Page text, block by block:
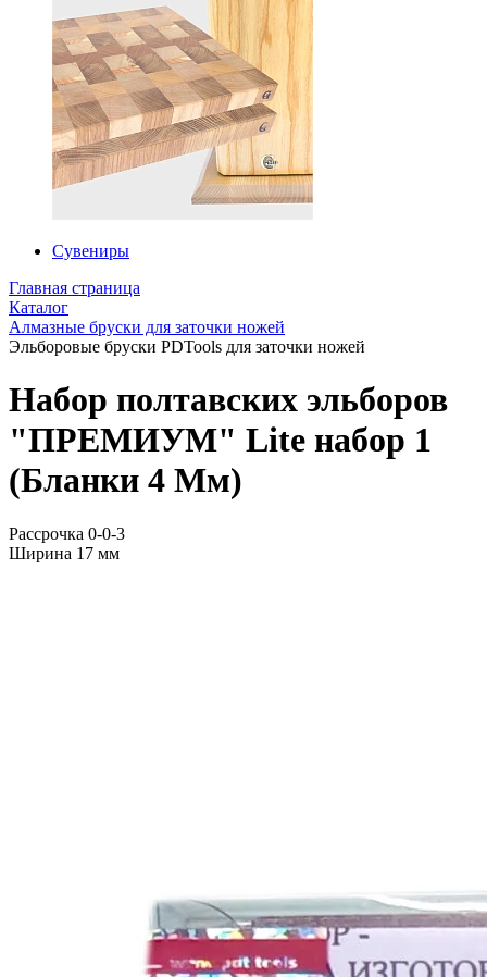
Сувениры
Главная страница
Каталог
Алмазные бруски для заточки ножей
Эльборовые бруски PDTools для заточки ножей
Набор полтавских эльборов
"ПРЕМИУМ" Lite набор 1
(Бланки 4 Мм)
Рассрочка 0-0-3
Ширина 17 мм